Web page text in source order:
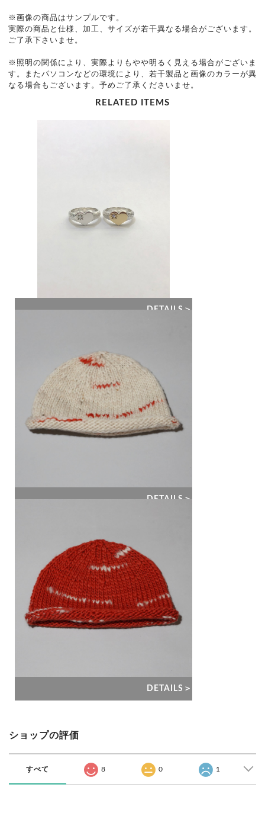
※画像の商品はサンプルです。
実際の商品と仕様、加工、サイズが若干異なる場合がございます。
ご了承下さいませ。
※照明の関係により、実際よりもやや明るく見える場合がございま
す。またパソコンなどの環境により、若干製品と画像のカラーが異
なる場合もございます。予めご了承くださいませ。
RELATED ITEMS
DETAILS＞
DETAILS＞
DETAILS＞
ショップの評価
すべて 8 0 1